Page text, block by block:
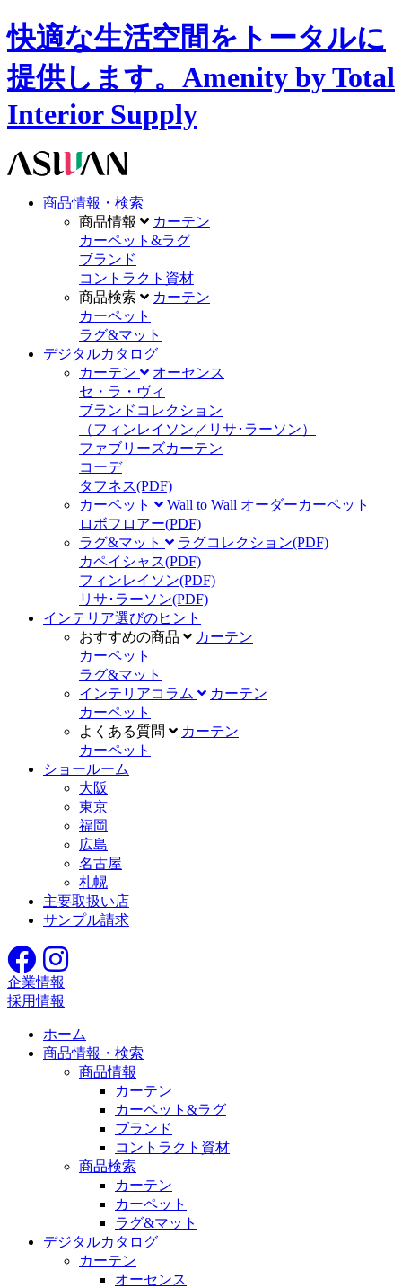
快適な生活空間をトータルに
提供します。Amenity by Total
Interior Supply
商品情報・検索
商品情報
カーテン
カーペット&ラグ
ブランド
コントラクト資材
商品検索
カーテン
カーペット
ラグ&マット
デジタルカタログ
カーテン
オーセンス
セ・ラ・ヴィ
ブランドコレクション
（フィンレイソン／リサ･ラーソン）
ファブリーズカーテン
コーデ
タフネス(PDF)
カーペット
Wall to Wall オーダーカーペット
ロボフロアー(PDF)
ラグ&マット
ラグコレクション(PDF)
カペイシャス(PDF)
フィンレイソン(PDF)
リサ･ラーソン(PDF)
インテリア選びのヒント
おすすめの商品
カーテン
カーペット
ラグ&マット
インテリアコラム
カーテン
カーペット
よくある質問
カーテン
カーペット
ショールーム
大阪
東京
福岡
広島
名古屋
札幌
主要取扱い店
サンプル請求
企業情報
採用情報
ホーム
商品情報・検索
商品情報
カーテン
カーペット&ラグ
ブランド
コントラクト資材
商品検索
カーテン
カーペット
ラグ&マット
デジタルカタログ
カーテン
オーセンス